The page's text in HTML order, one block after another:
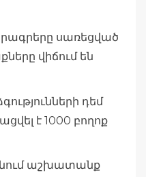
սառեցված
վիճում են
դեմ
է 1000 բողոք
աշխատանք